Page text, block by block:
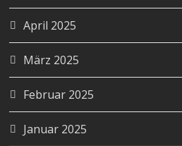
April 2025
März 2025
Februar 2025
Januar 2025